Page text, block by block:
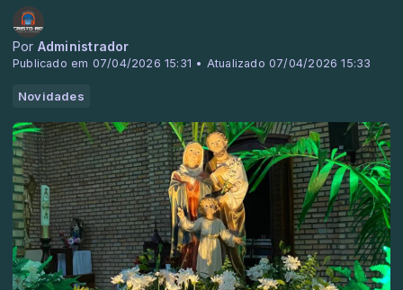
Por Administrador
Publicado em 07/04/2026 15:31 • Atualizado 07/04/2026 15:33
Novidades